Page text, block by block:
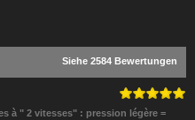
Siehe 2584 Bewertungen
à " 2 vitesses" : pression légère =